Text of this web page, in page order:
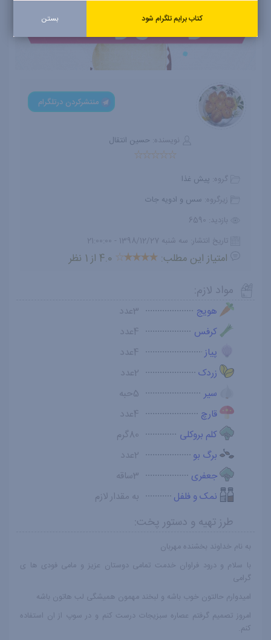
منتشرکردن درتلگرام
نویسنده: حسین انتقال
گروه: پیش غذا
زیرگروه: سس و ادویه جات
بازدید: 6590
تاریخ انتشار: سه شنبه 1398/12/27 - 21:00:00
امتیاز این مطلب: 4.0 از 1 نظر
مواد لازم:
هویج
3عدد
کرفس
4عدد
پیاز
4عدد
زردک
2عدد
سیر
5حبه
قارچ
4عدد
کلم بروکلی
80گرم
برگ بو
2عدد
جعفری
3ساقه
نمک و فلفل
به مقدار لازم
طرز تهیه و دستور پخت:
به نام خداوند بخشنده مهربان
با سلام و درود فراوان خدمت تمامی دوستان عزیز و مامی فودی ها ی
گرامی
امیدوارم حالتون خوب باشه و لبخند مهمون همیشگی لب هاتون باشه
امروز تصمیم گرفتم عصاره سبزیجات درست کنم و در سوپ از ان استفاده
کنم.
آموزش آشپزی تصویری
ارسال دستور آشپزی و کسب درآمد
بستن کتاب برایم تلگرام شود